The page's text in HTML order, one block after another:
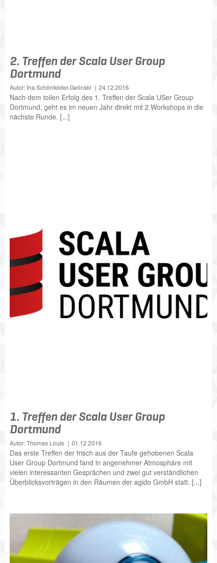
2. Treffen der Scala User Group
Dortmund
Autor: Ina Schönfelder-Gelinski 24.12.2016
Nach dem tollen Erfolg des 1. Treffen der Scala USer Group
Dortmund, geht es im neuen Jahr direkt mit 2 Workshops in die
nächste Runde. [...]
1. Treffen der Scala User Group
Dortmund
Autor: Thomas Louis 01.12.2016
Das erste Treffen der frisch aus der Taufe gehobenen Scala
User Group Dortmund fand in angenehmer Atmosphäre mit
vielen interessanten Gesprächen und zwei gut verständlichen
Überblicksvorträgen in den Räumen der agido GmbH statt. [...]